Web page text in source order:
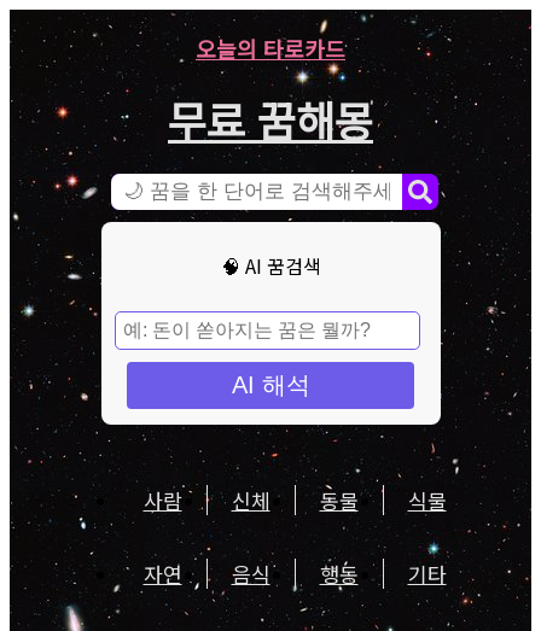
오늘의 타로카드
무료 꿈해몽
🧠 AI 꿈검색
AI 해석
사람 신체 동물 식물
자연 음식 행동 기타